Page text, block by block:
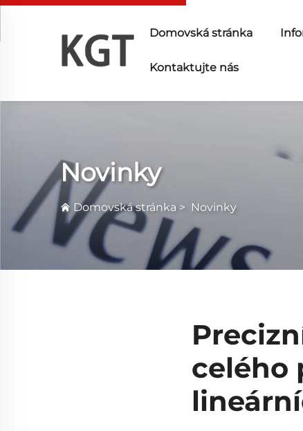
Domovská stránka
Kontaktujte nás
Novinky
Domovská stránka > Novinky
celého